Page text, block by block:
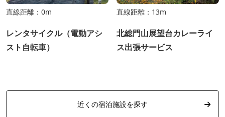
直線距離：0m
レンタサイクル（電動アシ
スト自転車）
直線距離：13m
北総門山展望台カレーライ
ス出張サービス
近くの宿泊施設を探す